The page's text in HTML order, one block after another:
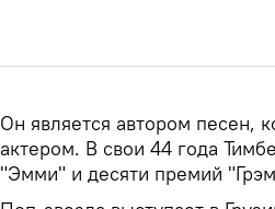
Он является автором песен,
актером. В свои 44 года
"Эмми" и десяти премий